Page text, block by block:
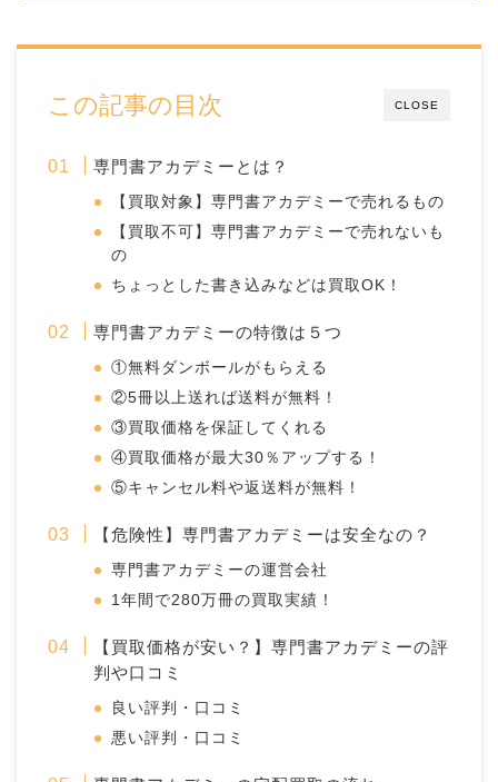
CLOSE
この記事の目次
専門書アカデミーとは？
【買取対象】専門書アカデミーで売れるもの
【買取不可】専門書アカデミーで売れないも
の
ちょっとした書き込みなどは買取OK！
専門書アカデミーの特徴は５つ
①無料ダンボールがもらえる
②5冊以上送れば送料が無料！
③買取価格を保証してくれる
④買取価格が最大30％アップする！
⑤キャンセル料や返送料が無料！
【危険性】専門書アカデミーは安全なの？
専門書アカデミーの運営会社
1年間で280万冊の買取実績！
【買取価格が安い？】専門書アカデミーの評
判や口コミ
良い評判・口コミ
悪い評判・口コミ